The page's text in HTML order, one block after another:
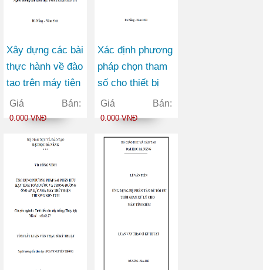
Xây dựng các bài
thực hành về đào
tạo trên máy tiện
concept turn 250
Giá Bán:
0.000 VNĐ
Xác định phương
pháp chọn tham
số cho thiết bị
điều khiển
PSS1A
Giá Bán:
0.000 VNĐ